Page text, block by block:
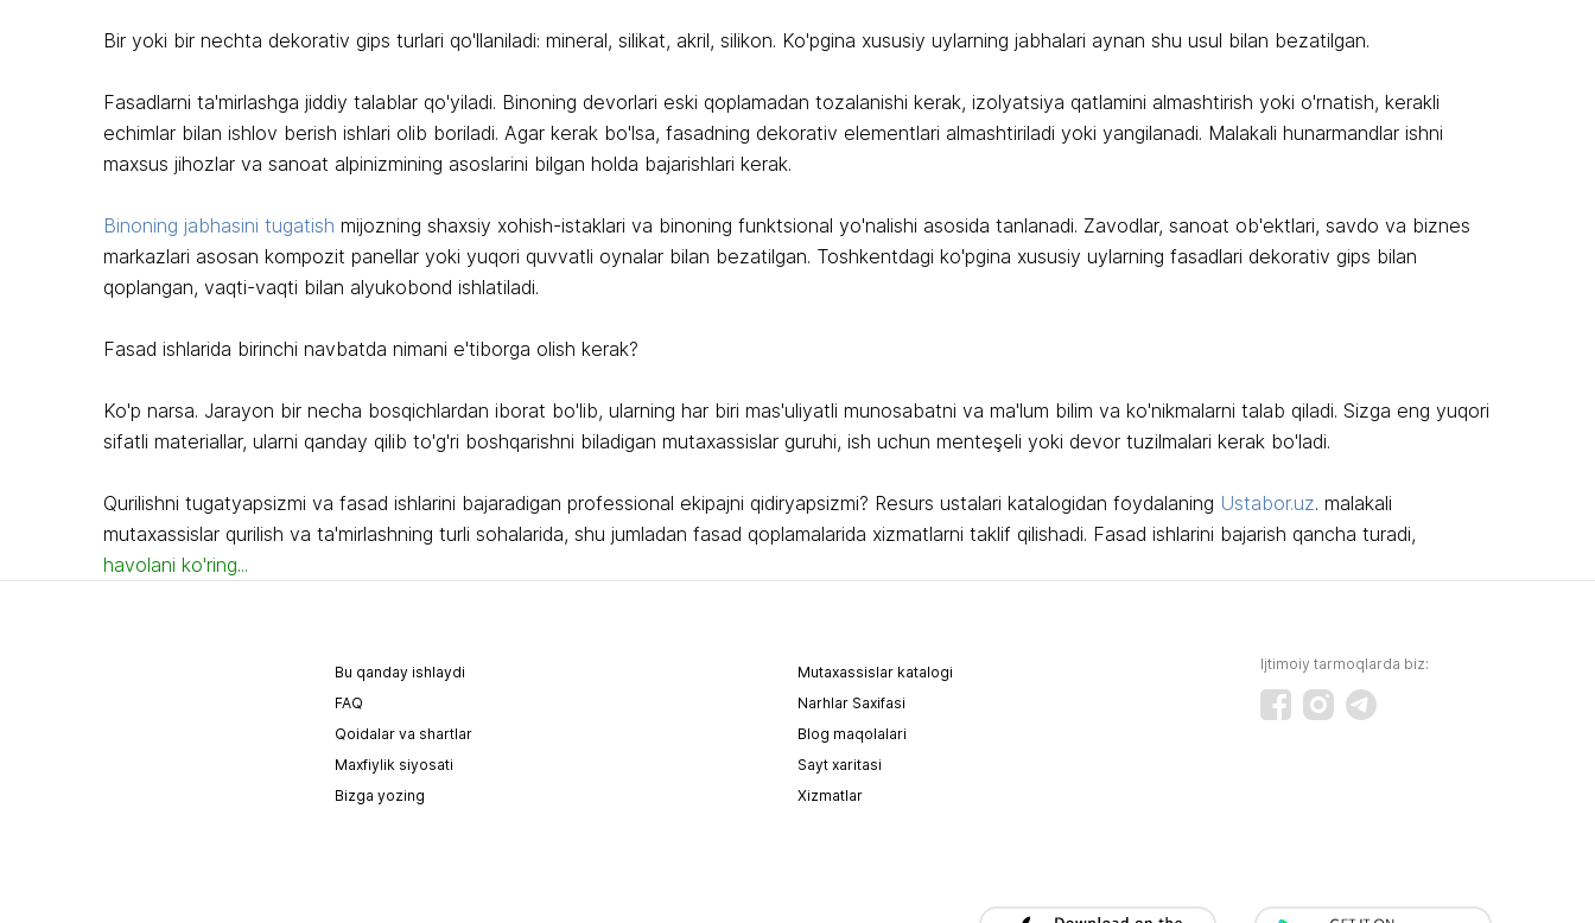
Bir yoki bir nechta dekorativ gips turlari qo'llaniladi: mineral, silikat, akril, silikon. Ko'pgina xususiy uylarning jabhalari aynan shu usul bilan bezatilgan.
Fasadlarni ta'mirlashga jiddiy talablar qo'yiladi. Binoning devorlari eski qoplamadan tozalanishi kerak, izolyatsiya qatlamini almashtirish yoki o'rnatish, kerakli
echimlar bilan ishlov berish ishlari olib boriladi. Agar kerak bo'lsa, fasadning dekorativ elementlari almashtiriladi yoki yangilanadi. Malakali hunarmandlar ishni
maxsus jihozlar va sanoat alpinizmining asoslarini bilgan holda bajarishlari kerak.
Binoning jabhasini tugatish mijozning shaxsiy xohish-istaklari va binoning funktsional yo'nalishi asosida tanlanadi. Zavodlar, sanoat ob'ektlari, savdo va biznes
markazlari asosan kompozit panellar yoki yuqori quvvatli oynalar bilan bezatilgan. Toshkentdagi ko'pgina xususiy uylarning fasadlari dekorativ gips bilan
qoplangan, vaqti-vaqti bilan alyukobond ishlatiladi.
Fasad ishlarida birinchi navbatda nimani e'tiborga olish kerak?
Ko'p narsa. Jarayon bir necha bosqichlardan iborat bo'lib, ularning har biri mas'uliyatli munosabatni va ma'lum bilim va ko'nikmalarni talab qiladi. Sizga eng yuqori
sifatli materiallar, ularni qanday qilib to'g'ri boshqarishni biladigan mutaxassislar guruhi, ish uchun menteşeli yoki devor tuzilmalari kerak bo'ladi.
Qurilishni tugatyapsizmi va fasad ishlarini bajaradigan professional ekipajni qidiryapsizmi? Resurs ustalari katalogidan foydalaning Ustabor.uz. malakali
mutaxassislar qurilish va ta'mirlashning turli sohalarida, shu jumladan fasad qoplamalarida xizmatlarni taklif qilishadi. Fasad ishlarini bajarish qancha turadi,
havolani ko'ring...
Bu qanday ishlaydi
Mutaxassislar katalogi
FAQ
Narhlar Saxifasi
Qoidalar va shartlar
Blog maqolalari
Maxfiylik siyosati
Sayt xaritasi
Bizga yozing
Xizmatlar
Ijtimoiy tarmoqlarda biz: